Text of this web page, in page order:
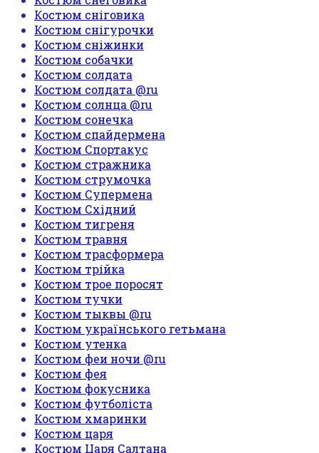
Костюм сніговика
Костюм снігурочки
Костюм сніжинки
Костюм собачки
Костюм солдата
Костюм солдата @ru
Костюм солнца @ru
Костюм сонечка
Костюм спайдермена
Костюм Спортакус
Костюм стражника
Костюм струмочка
Костюм Супермена
Костюм Східний
Костюм тигреня
Костюм травня
Костюм трасформера
Костюм трійка
Костюм трое поросят
Костюм тучки
Костюм тыквы @ru
Костюм українського гетьмана
Костюм утенка
Костюм феи ночи @ru
Костюм фея
Костюм фокусника
Костюм футболіста
Костюм хмаринки
Костюм царя
Костюм Царя Салтана